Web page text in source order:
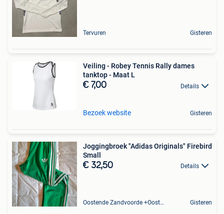
Tervuren Gisteren
Veiling - Robey Tennis Rally dames
tanktop - Maat L
€ 7,00 Details
Bezoek website Gisteren
Joggingbroek "Adidas Originals" Firebird
Small
€ 32,50 Details
Oostende Zandvoorde +Oostende Gisteren